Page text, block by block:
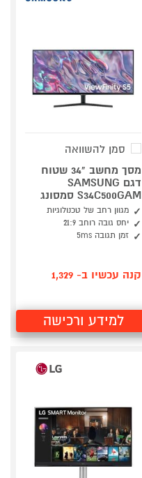
סמן להשוואה
מסך מחשב "34 שטוח
דגם SAMSUNG
S34C500GAM סמסונג
מגוון רחב של טכנולוגיות
יחס גובה רוחב 21:9
זמן תגובה 5ms
קנה עכשיו ב- 1,329
למידע ורכישה